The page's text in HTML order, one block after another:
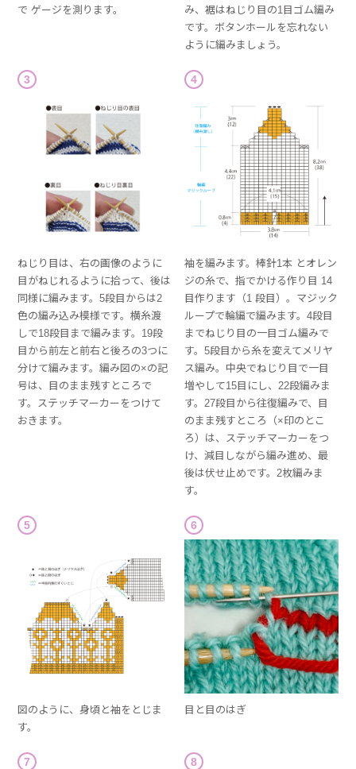
で ゲージを測ります。
み、裾はねじり目の1目ゴム編み
です。ボタンホールを忘れない
ように編みましょう。
3
ねじり目は、右の画像のように
目がねじれるように拾って、後は
同様に編みます。5段目からは2
色の編み込み模様です。横糸渡
しで18段目まで編みます。19段
目から前左と前右と後ろの3つに
分けて編みます。編み図の×の記
号は、目のまま残すところで
す。ステッチマーカーをつけて
おきます。
4
袖を編みます。棒針1本 とオレン
ジの糸で、指でかける作り目 14
目作ります（1 段目）。マジック
ループで輪編で編みます。4段目
までねじり目の一目ゴム編みで
す。5段目から糸を変えてメリヤ
ス編み。中央でねじり目で一目
増やして15目にし、22段編みま
す。27段目から往復編みで、目
のまま残すところ（×印のとこ
ろ）は、ステッチマーカーをつ
け、減目しながら編み進め、最
後は伏せ止めです。2枚編みま
す。
5
図のように、身頃と袖をとじま
す。
6
目と目のはぎ
7 8